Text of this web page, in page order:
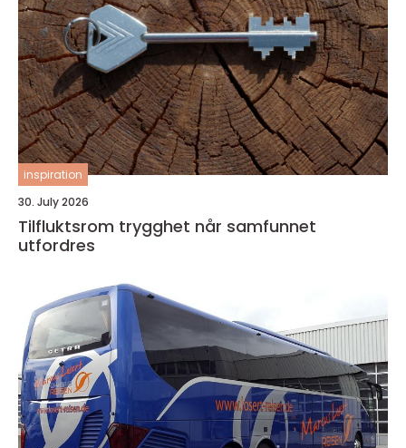
inspiration
30. July 2026
Tilfluktsrom trygghet når samfunnet
utfordres